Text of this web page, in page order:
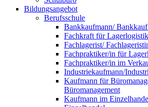
Bildungsangebot
Berufsschule
Bankkaufmann/
Fachkraft für Lagerlogistik
Fachlagerist/
Fachpraktiker/in für
Fachpraktiker/in im
Industriekaufmann/
Kaufmann für
Büromanagement
Kaufmann im